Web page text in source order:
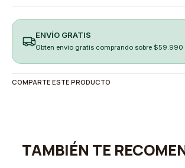
ENVÍO GRATIS
Obten envio gratis comprando sobre
COMPARTE ESTE PRODUCTO
TAMBIÉN TE